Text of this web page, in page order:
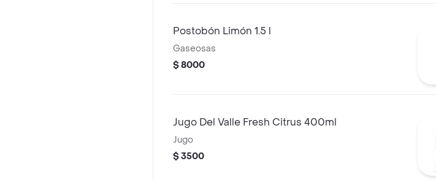
Postobón Limón 1.5 l
Gaseosas
$ 8000
Jugo Del Valle Fresh Citrus 400ml
Jugo
$ 3500